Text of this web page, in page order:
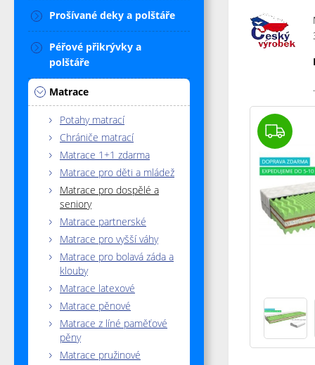
.
Prošívané deky a polštáře
Péřové přikrývky a
polštáře
Matrace
Potahy matrací
Chrániče matrací
Matrace 1+1 zdarma
Matrace pro děti a mládež
Matrace pro dospělé a
seniory
Matrace partnerské
Matrace pro vyšší váhy
Matrace pro bolavá záda a
klouby
Matrace latexové
Matrace pěnové
Matrace z líné paměťové
pěny
Matrace pružinové